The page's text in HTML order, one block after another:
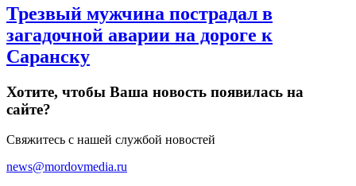
Трезвый мужчина пострадал в
загадочной аварии на дороге к
Саранску
Хотите, чтобы Ваша новость появилась на
сайте?
Свяжитесь с нашей службой новостей
news@mordovmedia.ru